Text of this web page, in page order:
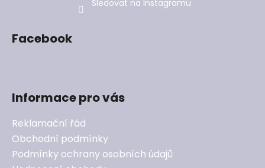
Sledovat na Instagramu
Facebook
Informace pro vás
Reklamační řád
Obchodní podmínky
Podmínky ochrany osobních údajů